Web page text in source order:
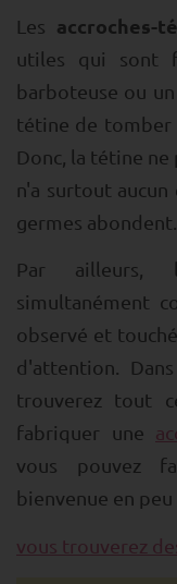
Les accroches-
utiles qui sont
barboteuse ou
tétine de tomber
Donc, la tétine
n'a surtout aucun
germes abondent.
Par ailleurs,
simultanément
observé et
d'attention.
trouverez tout
fabriquer une
vous pouvez
bienvenue en peu
vous trouverez